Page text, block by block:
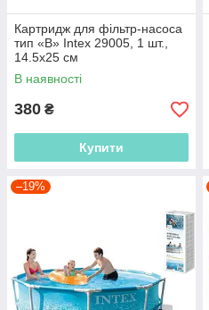
Картридж для фільтр-насоса
тип «В» Intex 29005, 1 шт.,
14.5х25 см
В наявності
380 ₴
Купити
–19%